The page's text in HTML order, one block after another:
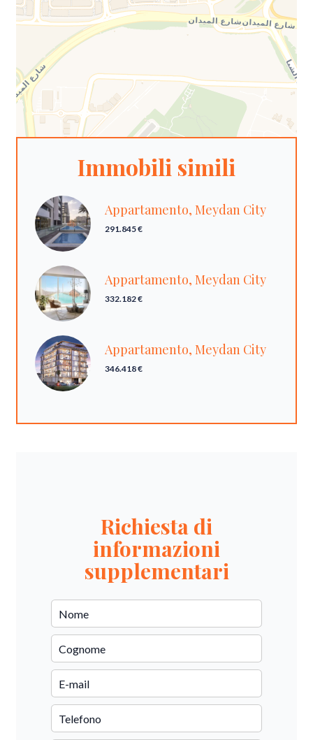
Immobili simili
Appartamento, Meydan City
291.845 €
Appartamento, Meydan City
332.182 €
Appartamento, Meydan City
346.418 €
Richiesta di
informazioni
supplementari